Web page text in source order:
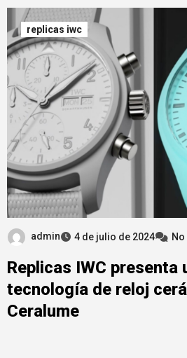
replicas iwc
admin 4 de julio de 2024
Replicas IWC presenta
tecnología de reloj
Ceralume